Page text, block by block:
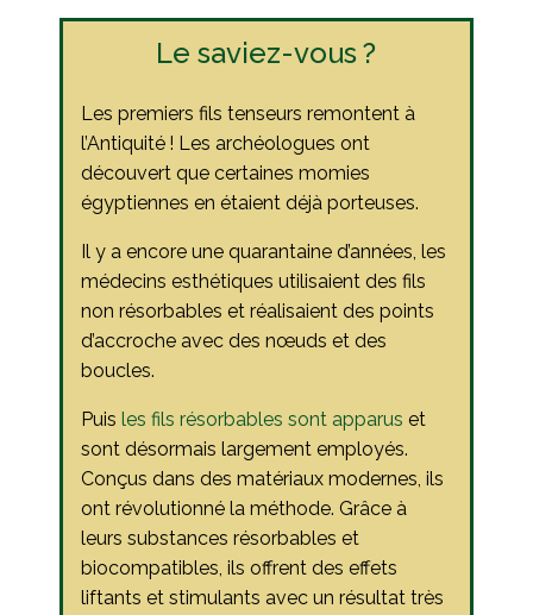
Le saviez-vous ?
Les premiers fils tenseurs remontent à
l’Antiquité ! Les archéologues ont
découvert que certaines momies
égyptiennes en étaient déjà porteuses.
Il y a encore une quarantaine d’années, les
médecins esthétiques utilisaient des fils
non résorbables et réalisaient des points
d’accroche avec des nœuds et des
boucles.
Puis les fils résorbables sont apparus et
sont désormais largement employés.
Conçus dans des matériaux modernes, ils
ont révolutionné la méthode. Grâce à
leurs substances résorbables et
biocompatibles, ils offrent des effets
liftants et stimulants avec un résultat très